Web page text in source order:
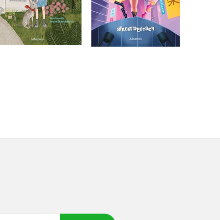
Do košíku
299 Kč
239 Kč
Do košíku
269 Kč
215 Kč